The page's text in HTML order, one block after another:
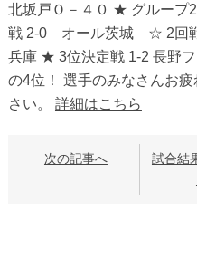
北坂戸Ｏ－４０ ★ グループ
戦 2-0 オール茨城 ☆ 2回
兵庫 ★ 3位決定戦 1-2 長野
の4位！ 選手のみなさんお
さい。 詳細はこちら
次の記事へ
試合結